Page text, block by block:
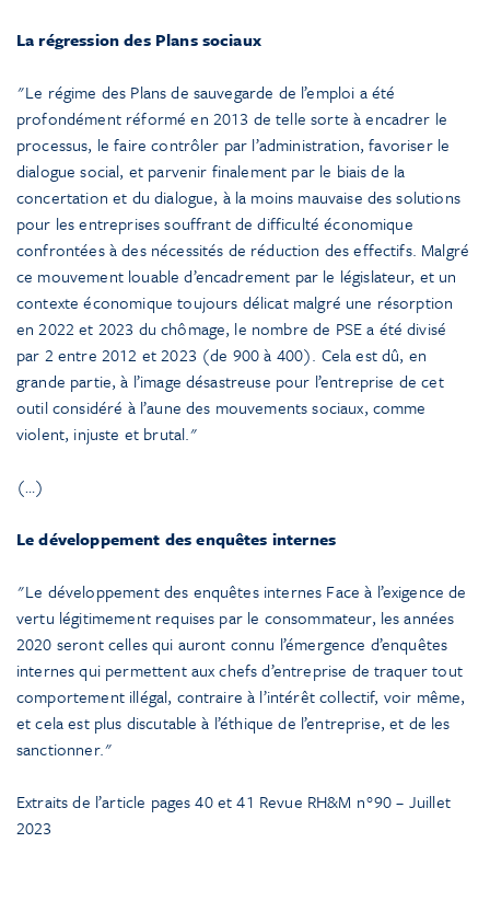
La régression des Plans sociaux
Le régime des Plans de sauvegarde de l’emploi a été
profondément réformé en 2013 de telle sorte à encadrer le
processus, le faire contrôler par l’administration, favoriser le
dialogue social, et parvenir finalement par le biais de la
concertation et du dialogue, à la moins mauvaise des solutions
pour les entreprises souffrant de difficulté économique
confrontées à des nécessités de réduction des effectifs. Malgré
ce mouvement louable d’encadrement par le législateur, et un
contexte économique toujours délicat malgré une résorption
en 2022 et 2023 du chômage, le nombre de PSE a été divisé
par 2 entre 2012 et 2023 (de 900 à 400). Cela est dû, en
grande partie, à l’image désastreuse pour l’entreprise de cet
outil considéré à l’aune des mouvements sociaux, comme
violent, injuste et brutal.
(…)
Le développement des enquêtes internes
Le développement des enquêtes internes Face à l’exigence de
vertu légitimement requises par le consommateur, les années
2020 seront celles qui auront connu l’émergence d’enquêtes
internes qui permettent aux chefs d’entreprise de traquer tout
comportement illégal, contraire à l’intérêt collectif, voir même,
et cela est plus discutable à l’éthique de l’entreprise, et de les
sanctionner.
Extraits de l’article pages 40 et 41 Revue RH&M n°90 – Juillet
2023